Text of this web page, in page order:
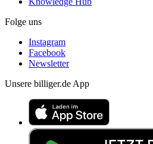
Folge uns
Instagram
Facebook
Newsletter
Unsere billiger.de App